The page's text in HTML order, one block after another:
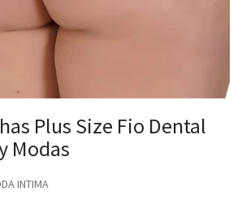
Plus Size Fio Dental
Modas
INTIMA